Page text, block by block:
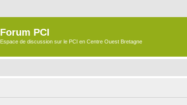
Forum PCI
Espace de discussion sur le PCI en Centre Ouest Bretagne